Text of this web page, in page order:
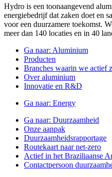
Hydro is een toonaangevend
energiebedrijf dat zaken doet en
voor een duurzamere toekomst.
meer dan 140 locaties en in 40
Ga naar: Aluminium
Producten
Branches waarin we actief
Over aluminium
Innovatie en R&D
Ga naar: Energy
Ga naar: Duurzaamheid
Onze aanpak
Duurzaamheidsrapportage
Routekaart naar net-zero
Actief in het Braziliaanse
Contactpersoon